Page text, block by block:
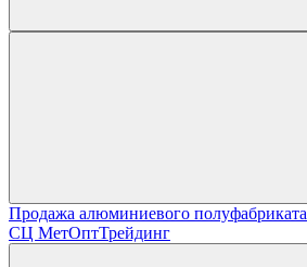
Продажа алюминиевого полуфабриката
СЦ МетОптТрейдинг